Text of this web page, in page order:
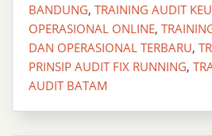
BANDUNG, TRAINING AUDIT
OPERASIONAL ONLINE,
DAN OPERASIONAL TERBARU,
PRINSIP AUDIT FIX RUNNING,
AUDIT BATAM